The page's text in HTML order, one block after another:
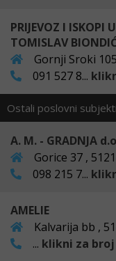
PRIJEVOZ I ISKOPI
TOMISLAV
Gornji Sroki
091 527 8...
Ostali poslovni
A. M. - GRADNJA
Gorice 37 ,
098 215 7...
AMELIE
Kalvarija bb ,
... klikni za broj